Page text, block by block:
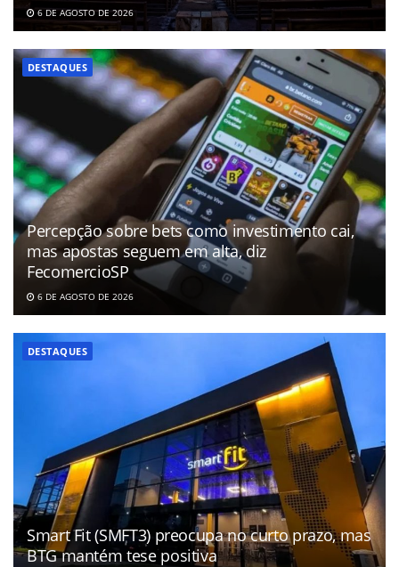
6 DE AGOSTO DE 2026
DESTAQUES
Percepção sobre bets como investimento cai,
mas apostas seguem em alta, diz
FecomercioSP
6 DE AGOSTO DE 2026
DESTAQUES
Smart Fit (SMFT3) preocupa no curto prazo, mas
BTG mantém tese positiva